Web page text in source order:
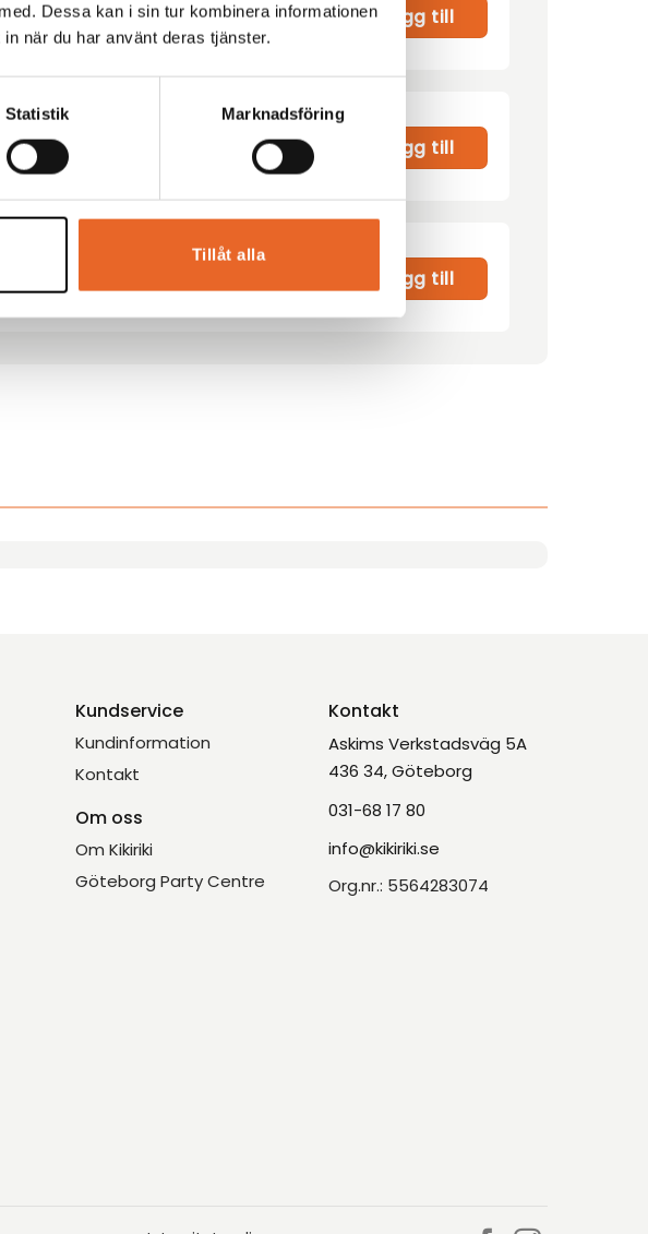
Dessa kan i sin tur kombinera informationen
när du har använt deras tjänster.
Statistik Marknadsföring
Tillåt alla
Montagepris: 2 460,00kr Lägg till
Montagepris: Lägg till
Lägg till
Kundservice
Kundinformation
Kontakt
Om oss
Om Kikiriki
Göteborg Party Centre
Kontakt
Askims Verkstadsväg 5A
436 34, Göteborg
031-68 17 80
info@kikiriki.se
Org.nr.: 5564283074